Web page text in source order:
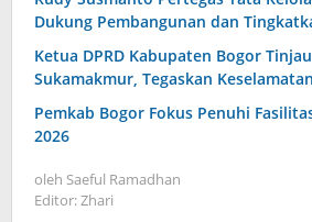
Dukung Pembangunan dan
Ketua DPRD Kabupaten Bogor
Sukamakmur, Tegaskan
Pemkab Bogor Fokus Penuhi
2026
oleh Saeful Ramadhan
Editor: Zhari